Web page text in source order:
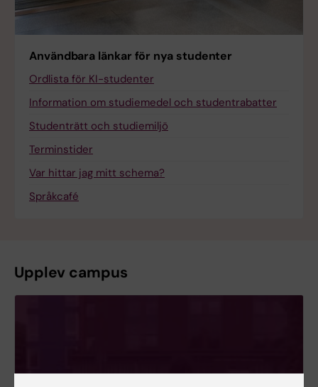
Användbara länkar för nya studenter
Ordlista för KI-studenter
Information om studiemedel och studentrabatter
Studenträtt och studiemiljö
Terminstider
Var hittar jag mitt schema?
Språkcafé
Upplev campus